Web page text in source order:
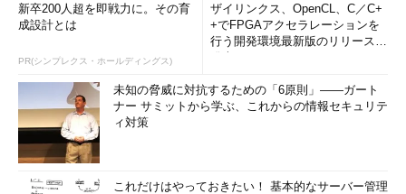
新卒200人超を即戦力に。その育
成設計とは
PR(シンプレクス・ホールディングス)
ザイリンクス、OpenCL、C／C+
+でFPGAアクセラレーションを
行う開発環境最新版のリリースを
未知の脅威に対抗するための「6原則」――ガート
ナー サミットから学ぶ、これからの情報セキュリテ
ィ対策
これだけはやっておきたい！ 基本的なサーバー管理